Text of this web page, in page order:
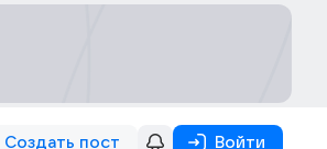
Создать пост Войти